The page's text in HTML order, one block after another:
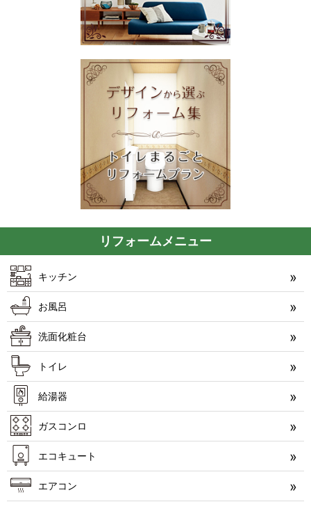
リフォームメニュー
キッチン
お風呂
洗面化粧台
トイレ
給湯器
ガスコンロ
エコキュート
エアコン